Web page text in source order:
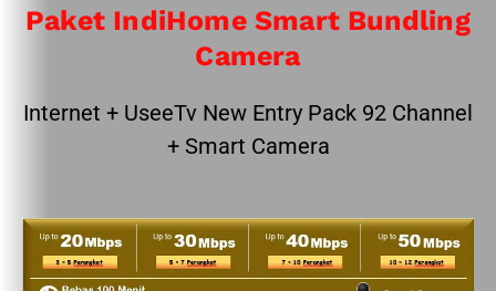
Paket IndiHome Smart Bundling
Camera
Internet + UseeTv New Entry Pack 92 Channel
+ Smart Camera